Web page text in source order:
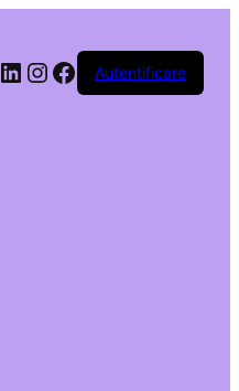
LinkedIn
Instagram
Facebook
Autentificare